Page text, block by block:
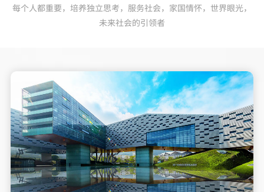
每个人都重要，培养独立思考，服务社会，家国情怀，世界眼光，
未来社会的引领者